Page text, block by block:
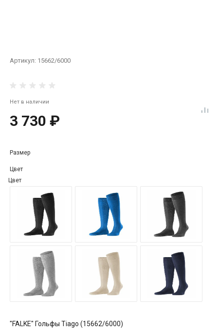
Артикул: 15662/6000
Нет в наличии
3 730 ₽
Размер
Цвет
Цвет
"FALKE" Гольфы Tiago (15662/6000)